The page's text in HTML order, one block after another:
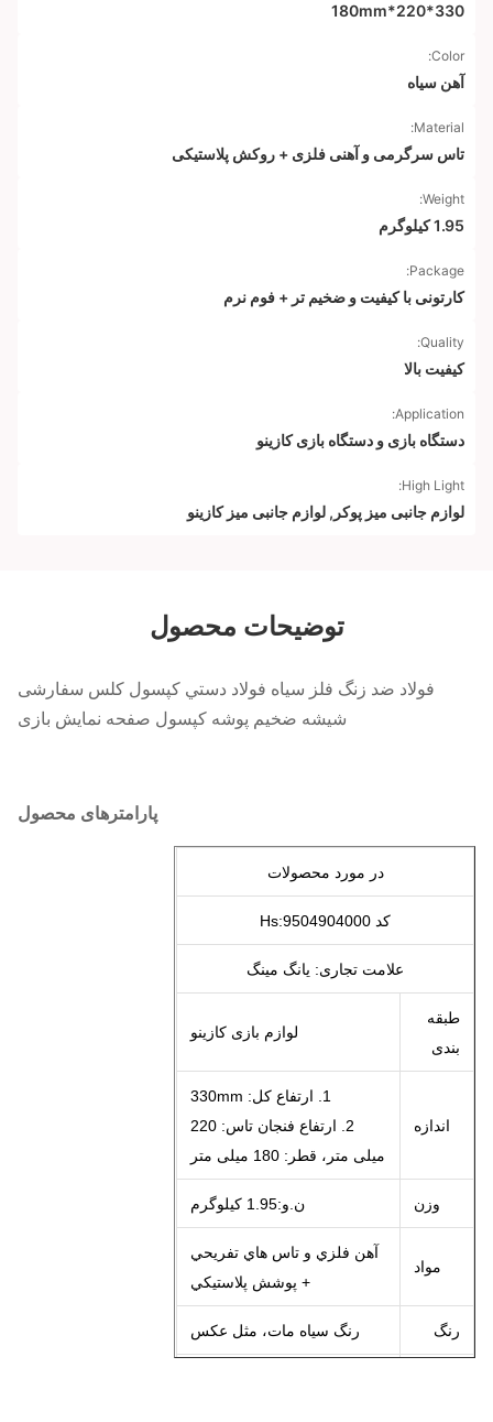
330*220*180mm
Color:
آهن سیاه
Material:
تاس سرگرمی و آهنی فلزی + روکش پلاستیکی
Weight:
1.95 کیلوگرم
Package:
کارتونی با کیفیت و ضخیم تر + فوم نرم
Quality:
کیفیت بالا
Application:
دستگاه بازی و دستگاه بازی کازینو
High Light:
لوازم جانبی میز پوکر , لوازم جانبی میز کازینو
توضیحات محصول
فولاد ضد زنگ فلز سیاه فولاد دستي کپسول کلس سفارشی
شیشه ضخیم پوشه کپسول صفحه نمایش بازی
پارامترهای محصول
در مورد محصولات
کد Hs:9504904000
علامت تجاری: یانگ مینگ
بندی
لوازم بازی کازینو
اندازه
1. ارتفاع کل: 330mm
میلی متر، قطر: 180 میلی متر
وزن ن.و:1.95 کيلوگرم
مواد
+ پوشش پلاستيکي
رنگ رنگ سیاه مات، مثل عکس